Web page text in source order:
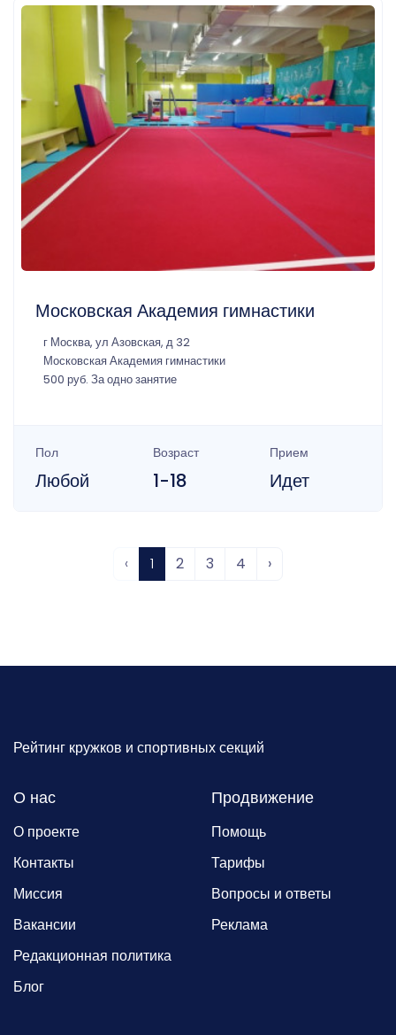
Московская Академия гимнастики
г Москва, ул Азовская, д 32
Московская Академия гимнастики
500 руб. За одно занятие
Пол
Любой
Возраст
1-18
Прием
Идет
‹ 1 2 3 4 ›
Рейтинг кружков и спортивных секций
О нас
О проекте
Контакты
Миссия
Вакансии
Редакционная политика
Блог
Продвижение
Помощь
Тарифы
Вопросы и ответы
Реклама